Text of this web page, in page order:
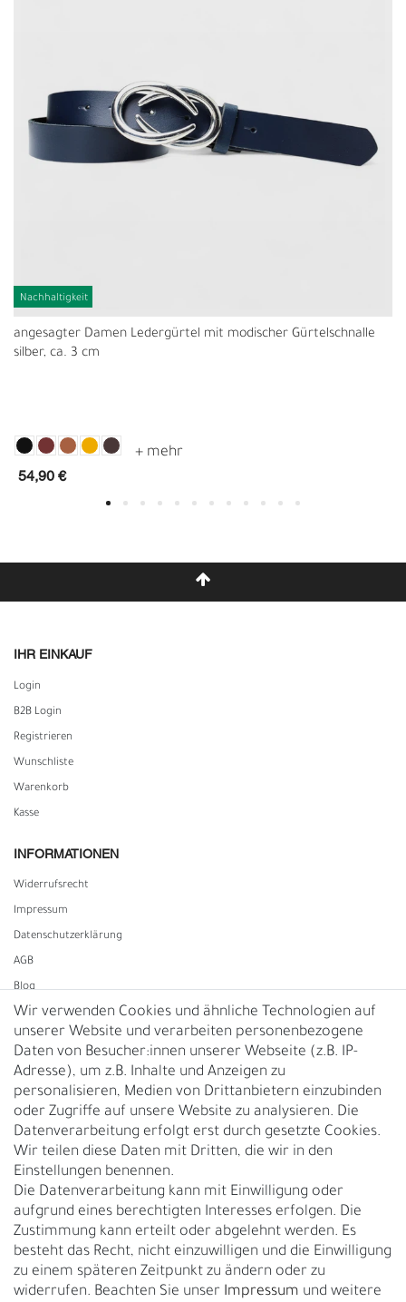
Nachhaltigkeit
angesagter Damen Ledergürtel mit modischer Gürtelschnalle
silber, ca. 3 cm
54,90 €
IHR EINKAUF
Login
B2B Login
Registrieren
Wunschliste
Warenkorb
Kasse
INFORMATIONEN
Widerrufs­recht
Impressum
Daten­schutz­erklärung
AGB
Blog
Vertrag widerrufen
UNTERNEHMEN
Nachhaltigkeit
Kontakt
Über uns
Rückgabe
Gürtelgröße messen
Garantie
GESCHÄFTSKUNDEN & HÄNDLER
Wir verwenden Cookies und ähnliche Technologien auf
unserer Website und verarbeiten personenbezogene
Daten von Besucher:innen unserer Webseite (z.B. IP-
Adresse), um z.B. Inhalte und Anzeigen zu
personalisieren, Medien von Drittanbietern einzubinden
oder Zugriffe auf unsere Website zu analysieren. Die
Datenverarbeitung erfolgt erst durch gesetzte Cookies.
Wir teilen diese Daten mit Dritten, die wir in den
Einstellungen benennen.
Die Datenverarbeitung kann mit Einwilligung oder
aufgrund eines berechtigten Interesses erfolgen. Die
Zustimmung kann erteilt oder abgelehnt werden. Es
besteht das Recht, nicht einzuwilligen und die Einwilligung
zu einem späteren Zeitpunkt zu ändern oder zu
widerrufen. Beachten Sie unser Impressum und weitere